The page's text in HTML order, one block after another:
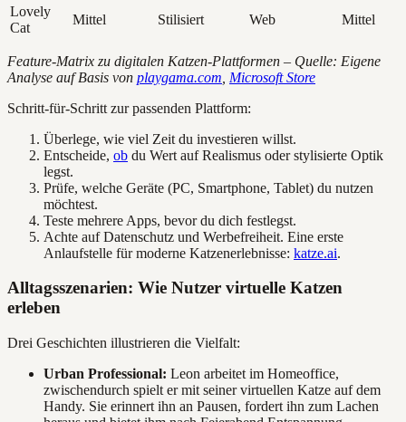
Lovely
Cat
Mittel Stilisiert Web Mittel
Feature-Matrix zu digitalen Katzen-Plattformen – Quelle: Eigene
Analyse auf Basis von playgama.com Microsoft Store
Schritt-für-Schritt zur passenden Plattform:
Überlege, wie viel Zeit du investieren willst.
Entscheide, ob du Wert auf Realismus oder stylisierte Optik
legst.
Prüfe, welche Geräte (PC, Smartphone, Tablet) du nutzen
möchtest.
Teste mehrere Apps, bevor du dich festlegst.
Achte auf Datenschutz und Werbefreiheit. Eine erste
Anlaufstelle für moderne Katzenerlebnisse: katze.ai.
Alltagsszenarien: Wie Nutzer virtuelle Katzen
erleben
Drei Geschichten illustrieren die Vielfalt:
Urban Professional: Leon arbeitet im Homeoffice,
zwischendurch spielt er mit seiner virtuellen Katze auf dem
Handy. Sie erinnert ihn an Pausen, fordert ihn zum Lachen